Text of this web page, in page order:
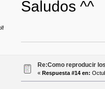
Saludos ^^
Re:Como reproducir
« Respuesta #14 en: